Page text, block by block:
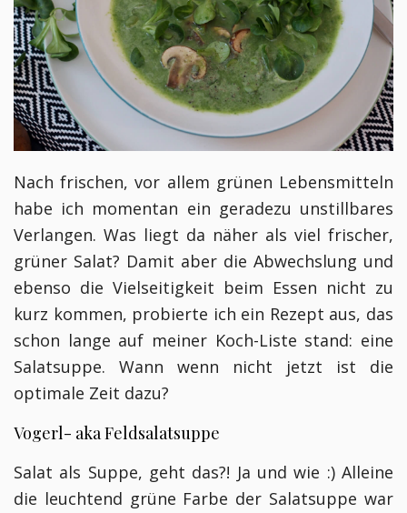
Nach frischen, vor allem grünen Lebensmitteln
habe ich momentan ein geradezu unstillbares
Verlangen. Was liegt da näher als viel frischer,
grüner Salat? Damit aber die Abwechslung und
ebenso die Vielseitigkeit beim Essen nicht zu
kurz kommen, probierte ich ein Rezept aus, das
schon lange auf meiner Koch-Liste stand: eine
Salatsuppe. Wann wenn nicht jetzt ist die
optimale Zeit dazu?
Vogerl- aka Feldsalatsuppe
Salat als Suppe, geht das?! Ja und wie :) Alleine
die leuchtend grüne Farbe der Salatsuppe war